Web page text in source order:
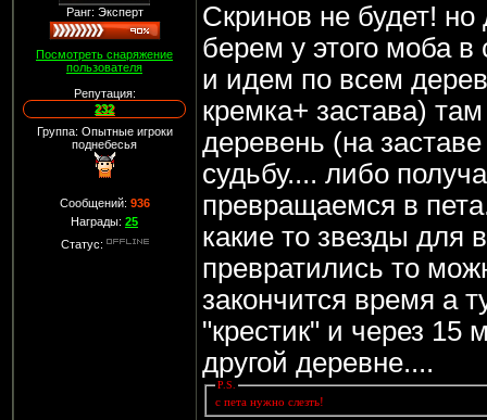
Ранг: Эксперт
Посмотреть снаряжение
пользователя
Репутация:
232
Группа: Опытные игроки
поднебесья
Сообщений: 936
Награды: 25
Статус:
Скринов не будет!
берем у этого моба
и идем по всем
кремка+ застава)
деревень (на
судьбу.... либо
превращаемся в
какие то звезды для
превратились то
закончится время а
"крестик" и через 15
другой деревне....
P.S.
с пета нужно слезть!